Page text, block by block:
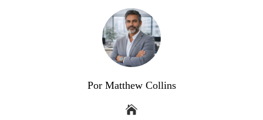
Por Matthew Collins